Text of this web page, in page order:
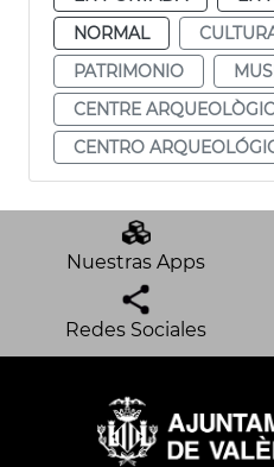
NORMAL
PATRIMONIO
CENTRE
CENTRO
Nuestras Apps
Redes Sociales